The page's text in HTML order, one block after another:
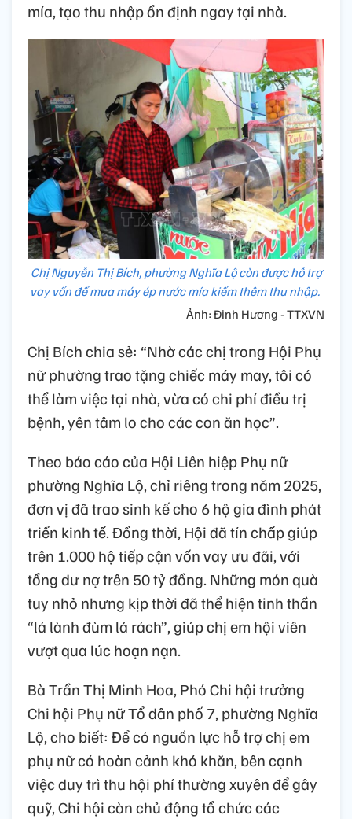
mía, tạo thu nhập ổn định ngay tại nhà.
Chị Nguyễn Thị Bích, phường Nghĩa Lộ còn được hỗ trợ
vay vốn để mua máy ép nước mía kiếm thêm thu nhập.
Ảnh: Đinh Hương - TTXVN
Chị Bích chia sẻ: “Nhờ các chị trong Hội Phụ
nữ phường trao tặng chiếc máy may, tôi có
thể làm việc tại nhà, vừa có chi phí điều trị
bệnh, yên tâm lo cho các con ăn học”.
Theo báo cáo của Hội Liên hiệp Phụ nữ
phường Nghĩa Lộ, chỉ riêng trong năm 2025,
đơn vị đã trao sinh kế cho 6 hộ gia đình phát
triển kinh tế. Đồng thời, Hội đã tín chấp giúp
trên 1.000 hộ tiếp cận vốn vay ưu đãi, với
tổng dư nợ trên 50 tỷ đồng. Những món quà
tuy nhỏ nhưng kịp thời đã thể hiện tinh thần
“lá lành đùm lá rách”, giúp chị em hội viên
vượt qua lúc hoạn nạn.
Bà Trần Thị Minh Hoa, Phó Chi hội trưởng
Chi hội Phụ nữ Tổ dân phố 7, phường Nghĩa
Lộ, cho biết: Để có nguồn lực hỗ trợ chị em
phụ nữ có hoàn cảnh khó khăn, bên cạnh
việc duy trì thu hội phí thường xuyên để gây
quỹ, Chi hội còn chủ động tổ chức các